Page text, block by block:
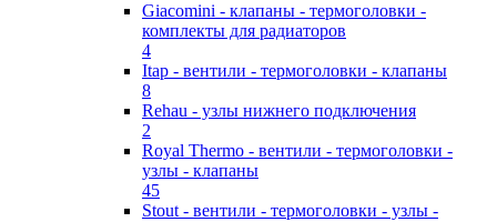
Giacomini - клапаны - термоголовки -
комплекты для радиаторов
4
Itap - вентили - термоголовки - клапаны
8
Rehau - узлы нижнего подключения
2
Royal Thermo - вентили - термоголовки -
узлы - клапаны
45
Stout - вентили - термоголовки - узлы -